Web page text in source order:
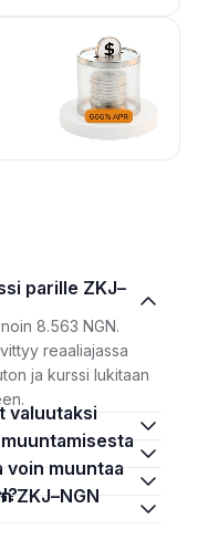
8.563 NGN.
reaaliajassa
ja kurssi lukitaan